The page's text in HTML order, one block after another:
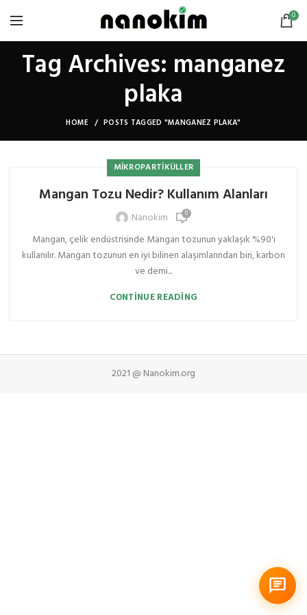
0
Tag Archives: manganez
plaka
HOME POSTS TAGGED "MANGANEZ PLAKA"
MIKROPARTIKÜLLER
Mangan Tozu Nedir? Kullanım Alanları
Nanokim 0
Mangan, çelik endüstrisinde Mangan tozunun yaklaşık %90'ı
kullanılır. Mangan tozunun en iyi bilinen alaşımlarından biri, karbon
ve demi...
CONTINUE READING
2021 @ Nanokim.org